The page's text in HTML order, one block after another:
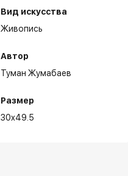
Вид искусства
Живопись
Автор
Туман Жумабаев
Размер
30x49.5